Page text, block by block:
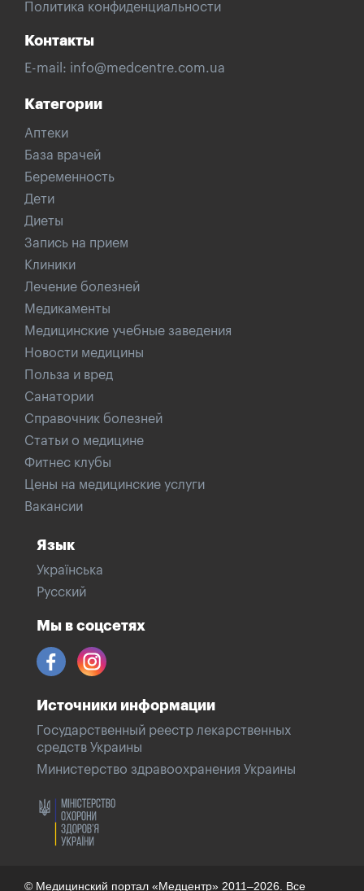
Политика конфиденциальности
Контакты
E-mail: info@medcentre.com.ua
Категории
Аптеки
База врачей
Беременность
Дети
Диеты
Запись на прием
Клиники
Лечение болезней
Медикаменты
Медицинские учебные заведения
Новости медицины
Польза и вред
Санатории
Справочник болезней
Статьи о медицине
Фитнес клубы
Цены на медицинские услуги
Вакансии
Язык
Українська
Русский
Мы в соцсетях
Источники информации
Государственный реестр лекарственных
средств Украины
Министерство здравоохранения Украины
© Медицинский портал «Медцентр» 2011–2026. Все